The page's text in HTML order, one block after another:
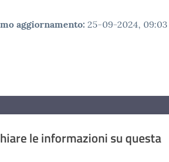
aggiornamento: 25-09-2024, 09:03
le informazioni su questa